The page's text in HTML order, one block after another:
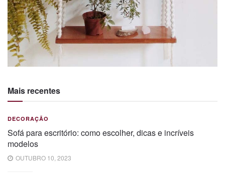
Mais recentes
DECORAÇÃO
Sofá para escritório: como escolher, dicas e incríveis
modelos
OUTUBRO 10, 2023